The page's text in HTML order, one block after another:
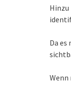
Hinzu
Da
Wenn